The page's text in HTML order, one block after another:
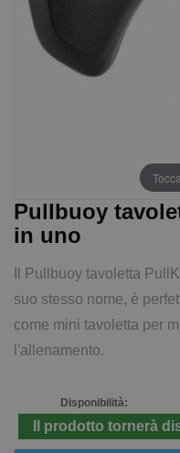
Pullbuoy
in uno
Il Pullbuoy tavoletta
suo stesso nome, è
come mini tavoletta per
l'allenamento.
Disponibilità:
Il prodotto tornerà